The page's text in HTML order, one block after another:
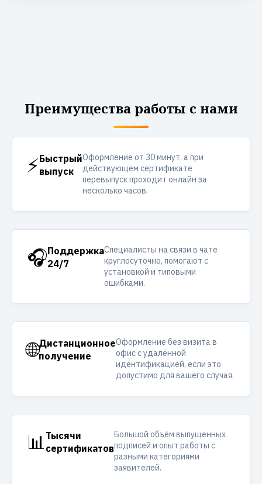
Преимущества работы с нами
⚡Быстрый
выпуск
Оформление от 30 минут, а при
действующем сертификате
перевыпуск проходит онлайн за
несколько часов.
🎧Поддержка
24/7
Специалисты на связи в чате
круглосуточно, помогают с
установкой и типовыми
ошибками.
🌐Дистанционное
получение
Оформление без визита в
офис с удалённой
идентификацией, если это
допустимо для вашего случая.
📊 Тысячи
сертификатов
Большой объём выпущенных
подписей и опыт работы с
разными категориями
заявителей.